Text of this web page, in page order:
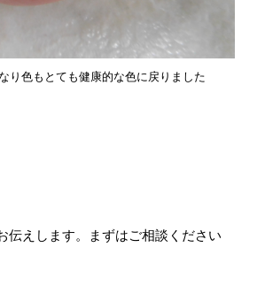
り色もとても健康的な色に戻りました
伝えします。まずはご相談ください